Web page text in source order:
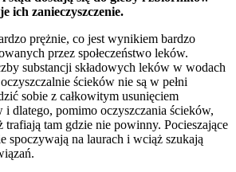
ich zanieczyszczenie.
prężnie, co jest wynikiem bardzo
przez społeczeństwo leków.
substancji składowych leków w wodach
ścieków nie są w pełni
sobie z całkowitym usunięciem
dlatego, pomimo oczyszczania ścieków,
tam gdzie nie powinny. Pocieszające
spoczywają na laurach i wciąż szukają